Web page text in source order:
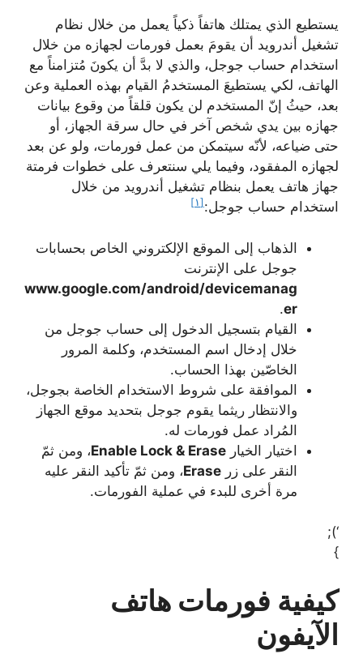
يستطيع الذي يمتلك هاتفاً ذكياً يعمل من خلال نظام
تشغيل أندرويد أن يقومَ بعمل فورمات لجهازه من خلال
استخدام حساب جوجل، والذي لا بدَّ أن يكونَ مُتزامناً مع
الهاتف، لكي يستطيعَ المستخدمُ القيام بهذه العملية وعن
بعد، حيثُ إنّ المستخدم لن يكون قلقاً من وقوع بيانات
جهازه بين يدي شخص آخر في حال سرقة الجهاز، أو
حتى ضياعه، لأنّه سيتمكن من عمل فورمات، ولو عن بعد
لجهازه المفقود، وفيما يلي سنتعرف على خطوات فرمتة
جهاز هاتف يعمل بنظام تشغيل أندرويد من خلال
استخدام حساب جوجل: [١]
الذهاب إلى الموقع الإلكتروني الخاص بحسابات
جوجل على الإنترنت
www.google.com/android/devicemanag
er
.
القيام بتسجيل الدخول إلى حساب جوجل من
خلال إدخال اسم المستخدم، وكلمة المرور
الخاصّين بهذا الحساب.
الموافقة على شروط الاستخدام الخاصة بجوجل،
والانتظار ريثما يقوم جوجل بتحديد موقع الجهاز
المُراد عمل فورمات له.
اختيار الخيار Enable Lock & Erase، ومن ثمّ
النقر على زر Erase، ومن ثمّ تأكيد النقر عليه
مرة أخرى للبدء في عملية الفورمات.
‘);
}
كيفية فورمات هاتف
الآيفون